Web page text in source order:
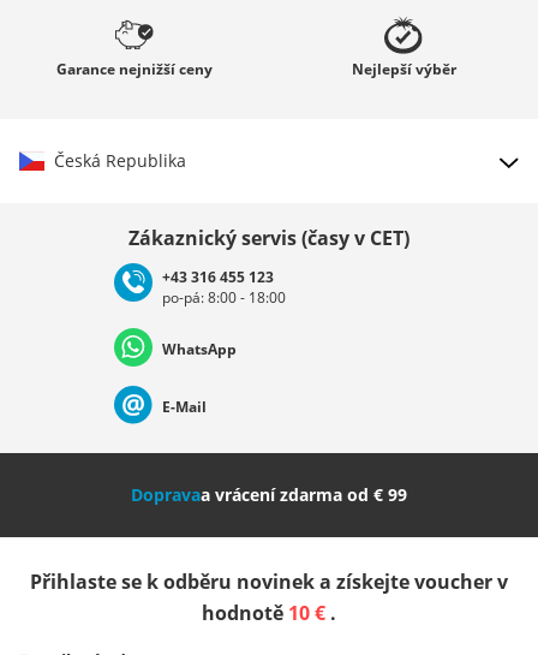
Garance nejnižší ceny Nejlepšívýběr
Česká Republika
Deutschland Österreich
Nederland Italia (Italiano) Italien (Deutsch)
Slovenija
Zákaznický servis (časy v CET)
+43 316 455 123
po-pá: 8:00 - 18:00
WhatsApp
E-Mail
Dopravaa vrácení zdarma od € 99
Přihlaste se k odběru novinek a získejte voucher v
hodnotě 10 € .